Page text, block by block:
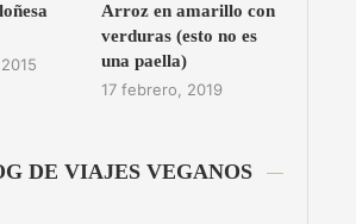
Arroz en amarillo con
verduras (esto no es
una paella)
17 febrero, 2019
DE VIAJES VEGANOS